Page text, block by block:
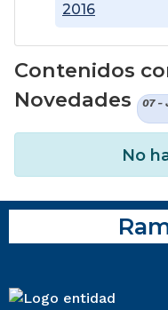
2016
Contenidos
Novedades
07 -
No